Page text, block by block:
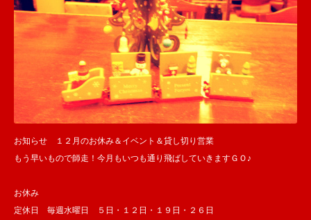
お知らせ １２月のお休み＆イベント＆貸し切り営業
もう早いもので師走！今月もいつも通り飛ばしていきますＧＯ♪
お休み
定休日 毎週水曜日 ５日・１２日・１９日・２６日